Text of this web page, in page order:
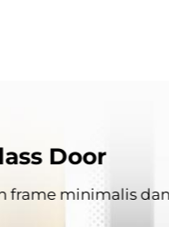
Door
frame minimalis